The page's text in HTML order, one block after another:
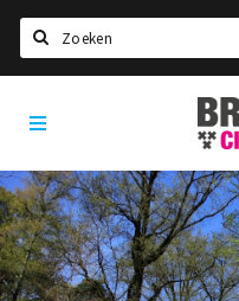
Home
Agenda
Deals
Party pics
Nieuws, interviews &